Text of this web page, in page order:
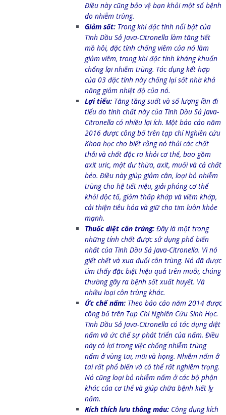
Điều này cũng bảo vệ bạn khỏi một số bệnh
do nhiễm trùng.
Giảm sốt: Trong khi đặc tính nổi bật của
Tinh Dầu Sả Java-Citronella làm tăng tiết
mồ hôi, đặc tính chống viêm của nó làm
giảm viêm, trong khi đặc tính kháng khuẩn
chống lại nhiễm trùng. Tác dụng kết hợp
của 03 đặc tính này chống lại sốt nhờ khả
năng giảm nhiệt độ của nó.
Lợi tiểu: Tăng tầng suất và số lượng lần đi
tiểu do tính chất này của Tinh Dầu Sả Java-
Citronella có nhiều lợi ích. Một báo cáo năm
2016 được công bố trên tạp chí Nghiên cứu
Khoa học cho biết rằng nó thải các chất
thải và chất độc ra khỏi cơ thể, bao gồm
axit uric, mật dư thừa, axit, muối và cả chất
béo. Điều này giúp giảm cân, loại bỏ nhiễm
trùng cho hệ tiết niệu, giải phóng cơ thể
khỏi độc tố, giảm thấp khớp và viêm khớp,
cải thiện tiêu hóa và giữ cho tim luôn khỏe
mạnh.
Thuốc diệt côn trùng: Đây là một trong
những tính chất được sử dụng phổ biến
nhất của Tinh Dầu Sả Java-Citronella. Vì nó
giết chết và xua đuổi côn trùng. Nó đã được
tìm thấy đặc biệt hiệu quả trên muỗi, chúng
thường gây ra bệnh sốt xuất huyết. Và
nhiều loại côn trùng khác.
Ức chế nấm: Theo báo cáo năm 2014 được
công bố trên Tạp Chí Nghiên Cứu Sinh Học.
Tinh Dầu Sả Java-Citronella có tác dụng diệt
nấm và ức chế sự phát triển của nấm. Điều
này có lợi trong việc chống nhiễm trùng
nấm ở vùng tai, mũi và họng. Nhiễm nấm ở
tai rất phổ biến và có thể rất nghiêm trọng.
Nó cũng loại bỏ nhiễm nấm ở các bộ phận
khác của cơ thể và giúp chữa bệnh kiết lỵ
nấm.
Kích thích lưu thông máu: Công dụng kích